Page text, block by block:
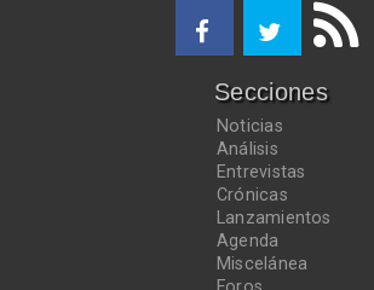
Secciones
Noticias
Análisis
Entrevistas
Crónicas
Lanzamientos
Agenda
Miscelánea